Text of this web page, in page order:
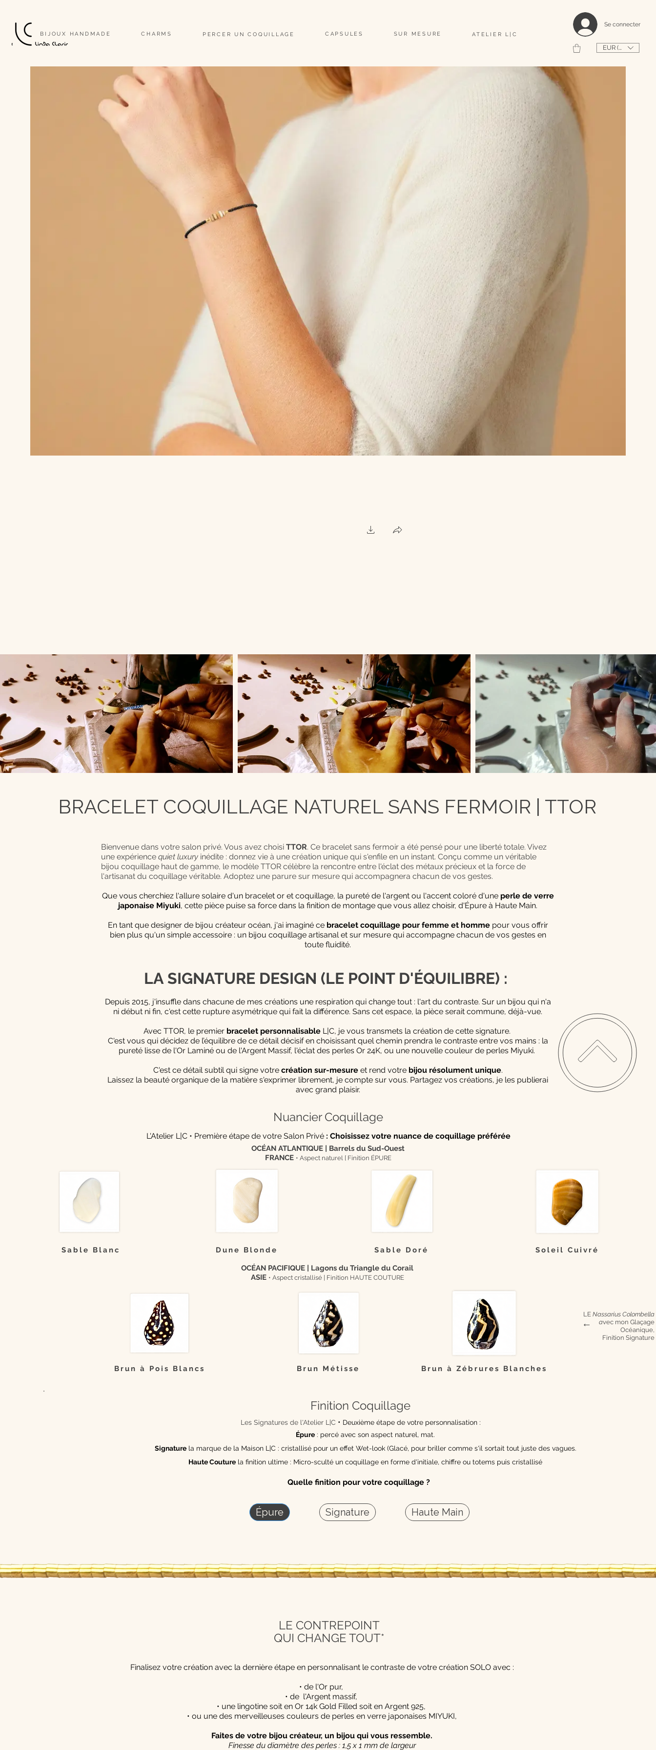
BIJOUX HANDMADE CHARMS PERCER UN COQUILLAGE CAPSULES SUR MESURE ATELIER L|C
Se connecter
EUR (€)
BRACELET COQUILLAGE NATUREL SANS FERMOIR | TTOR
Bienvenue dans votre salon privé. Vous avez choisi TTOR. Ce bracelet sans fermoir a été pensé pour une liberté totale. Vivez
une expérience quiet luxury inédite : donnez vie à une création unique qui s'enfile en un instant. Conçu comme un véritable
bijou coquillage haut de gamme, le modèle TTOR célèbre la rencontre entre l'éclat des métaux précieux et la force de
l'artisanat du coquillage véritable. Adoptez une parure sur mesure qui accompagnera chacun de vos gestes.
Que vous cherchiez l'allure solaire d'un bracelet or et coquillage, la pureté de l'argent ou l'accent coloré d'une perle de verre
japonaise Miyuki, cette pièce puise sa force dans la finition de montage que vous allez choisir, d'Épure à Haute Main.
En tant que designer de bijou créateur océan, j'ai imaginé ce bracelet coquillage pour femme et hommepour vous offrir
bien plus qu'un simple accessoire : un bijou coquillage artisanal et sur mesure qui accompagne chacun de vos gestes en
toute fluidité.
LA SIGNATURE DESIGN (LE POINT D'ÉQUILIBRE) :
Depuis 2015, j'insuffle dans chacune de mes créations une respiration qui change tout : l'art du contraste. Sur un bijou qui n'a
ni début ni fin, c'est cette rupture asymétrique qui fait la différence. Sans cet espace, la pièce serait commune, déjà-vue.
Avec TTOR, le premier bracelet personnalisableL|C, je vous transmets la création de cette signature.
C'est vous qui décidez de l’équilibre de ce détail décisif en choisissant quel chemin prendra le contraste entre vos mains : la
pureté lisse de l'Or Laminé ou de l'Argent Massif, l'éclat des perles Or 24K, ou une nouvelle couleur de perles Miyuki.
C'est ce détail subtil qui signe votre création sur-mesureet rend votre bijou résolument unique.
Laissez la beauté organique de la matière s'exprimer librement, je compte sur vous. Partagez vos créations, je les publierai
avec grand plaisir.
Nuancier Coquillage
L'Atelier L|C • Première étape de votre Salon Privé : Choisissez votre nuance de coquillage préférée
Sable Blanc
OCÉAN ATLANTIQUE | Barrels du Sud-Ouest
FRANCE • Aspect naturel [ Finition ÉPURE
Dune Blonde Sable Doré Soleil Cuivré
OCÉAN PACIFIQUE | Lagons du Triangle du Corail
ASIE • Aspect cristallisé | Finition HAUTE COUTURE
Brun à Pois Blancs Brun Métisse
LE Nassarius Colombella
avec mon Glaçage
Océanique,
Finition Signature
→
Brun à Zébrures Blanches
Finition Coquillage
Les Signatures de l'Atelier L|C • Deuxième étape de votre personnalisation :
Épure : percé avec son aspect naturel, mat.
Signaturela marque de la Maison L|C : cristallisé pour un effet Wet-look (Glacé, pour briller comme s'il sortait tout juste des vagues.
Haute Couture la finition ultime : Micro-sculté un coquillage en forme d'initiale, chiffre ou totems puis cristallisé
Quelle finition pour votre coquillage ?
Épure Signature Haute Main
LE CONTREPOINT
QUI CHANGE TOUT*
Finalisez votre création avec la dernière étape en personnalisant le contraste de votre création SOLO avec :
• de l'Or pur,
• de l'Argent massif,
• une lingotine soit en Or 14k Gold Filled soit en Argent 925,
• ou une des merveilleuses couleurs de perles en verre japonaises MIYUKI,
Faites de votre bijou créateur, un bijou qui vous ressemble.
Finesse du diamètre des perles : 1,5 x 1 mm de largeur